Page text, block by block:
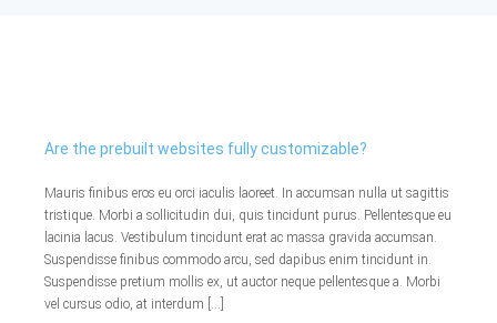
Actualités
Qui sommes nous ?
Are the prebuilt websites fully customizable?
Mauris finibus eros eu orci iaculis laoreet. In accumsan nulla ut sagittis
tristique. Morbi a sollicitudin dui, quis tincidunt purus. Pellentesque eu
lacinia lacus. Vestibulum tincidunt erat ac massa gravida accumsan.
Suspendisse finibus commodo arcu, sed dapibus enim tincidunt in.
Suspendisse pretium mollis ex, ut auctor neque pellentesque a. Morbi
vel cursus odio, at interdum […]